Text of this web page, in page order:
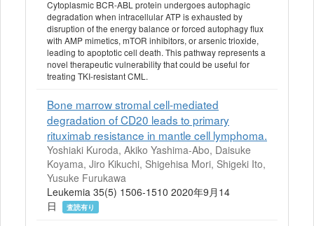
Cytoplasmic BCR-ABL protein undergoes autophagic
degradation when intracellular ATP is exhausted by
disruption of the energy balance or forced autophagy flux
with AMP mimetics, mTOR inhibitors, or arsenic trioxide,
leading to apoptotic cell death. This pathway represents a
novel therapeutic vulnerability that could be useful for
treating TKI-resistant CML.
Bone marrow stromal cell-mediated
degradation of CD20 leads to primary
rituximab resistance in mantle cell lymphoma.
Yoshiaki Kuroda, Akiko Yashima-Abo, Daisuke
Koyama, Jiro Kikuchi, Shigehisa Mori, Shigeki Ito,
Yusuke Furukawa
Leukemia 35(5) 1506-1510 2020年9月14
日
査読有り